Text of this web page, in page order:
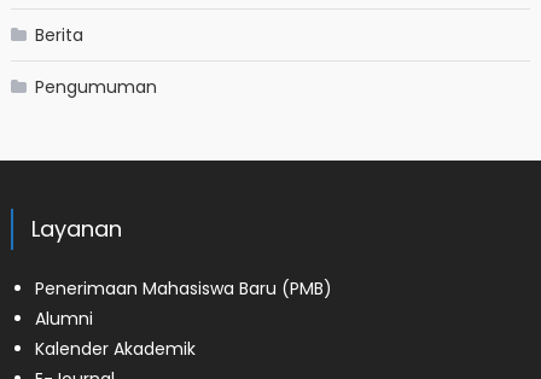
Berita
Pengumuman
Layanan
Penerimaan Mahasiswa Baru (PMB)
Alumni
Kalender Akademik